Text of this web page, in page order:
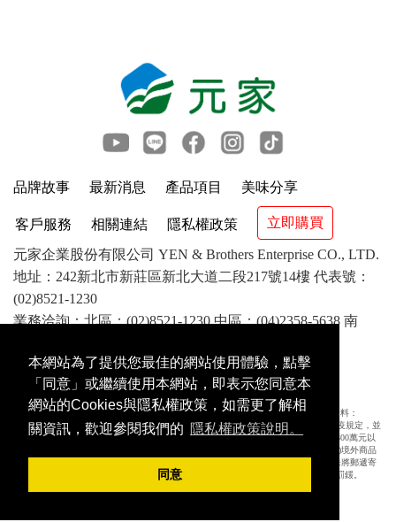
本網站為了提供您最佳的網站使用體驗，點擊
「同意」或繼續使用本網站，即表示您同意本
網站的Cookies與隱私權政策，如需更了解相
關資訊，歡迎參閱我們的 隱私權政策說明。
同意
品牌故事 最新消息 產品項目 美味分享
客戶服務 相關連結 隱私權政策 立即購買
元家企業股份有限公司 YEN & Brothers Enterprise CO., LTD.
地址：242新北市新莊區新北大道二段217號14樓 代表號：
(02)8521-1230
業務洽詢：北區：(02)8521-1230 中區：(04)2358-5638 南
©2018 YEN & Brothers Enterprise CO.,LTD. All rights
reserved. 版權所有 翻版必究
農委會「網際網路內容涉及境外應施檢疫物販賣至國內或輸入時應採取措施」公告資料：
(一)為防治動物傳染病，境外動物或動物產品等應施檢疫物輸入我國，應符合動物檢疫規定，並
依規定申請檢疫。擅自輸入應施檢疫物者最高可處7年以下有期徒刑，得併科新臺幣300萬元以
下罰金。未依規定申請檢疫者，將課以新臺幣100萬元以下罰鍰，並得按次處罰。(二)境外商品
不得隨貨贈送應施檢疫物。(三)收件人違反動物傳染病防治條例第34條第3項規定，未將郵遞寄
送輸入應施檢疫物送交輸出入動物檢疫機關銷燬者，處新臺幣3萬元以上15萬元以下罰鍰。